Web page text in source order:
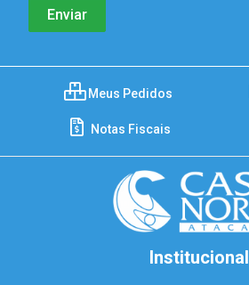
Meus Pedidos
Notas Fiscais
Institucional